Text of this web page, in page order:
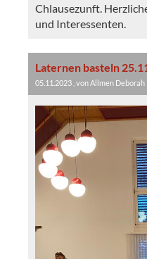
Chlausezunft.
und Interessenten.
Laternen basteln
05.11.2023 , von Allmen Deborah